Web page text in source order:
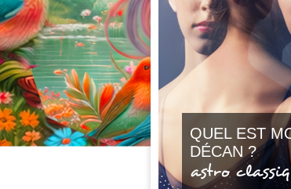
QUEL EST
DÉCAN ?
astro